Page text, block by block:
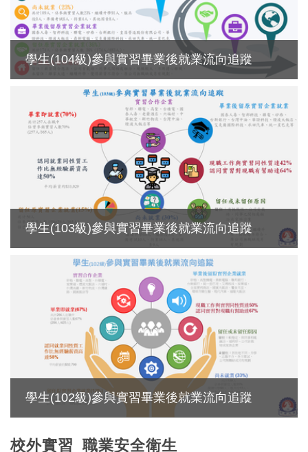
學生(104級)參與實習畢業後就業流向追蹤
學生(103級)參與實習畢業後就業流向追蹤
學生(102級)參與實習畢業後就業流向追蹤
校外實習_職業安全衛生